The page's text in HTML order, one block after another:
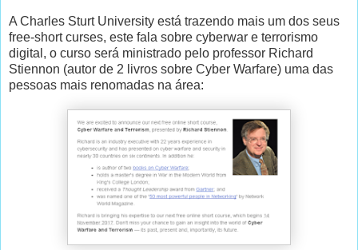
A Charles Sturt University está trazendo mais um dos seus
free-short curses, este fala sobre cyberwar e terrorismo
digital, o curso será ministrado pelo professor Richard
Stiennon (autor de 2 livros sobre Cyber Warfare) uma das
pessoas mais renomadas na área: